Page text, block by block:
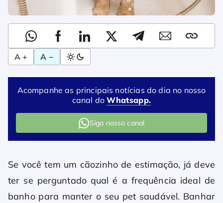
A + A −
Acompanhe as principais notícias do dia no nosso
canal doWhatsapp.
Siga nosso canal
Se você tem um cãozinho de estimação, já deve
ter se perguntado qual é a frequência ideal de
banho para manter o seu pet saudável. Banhar